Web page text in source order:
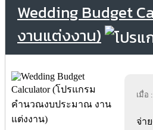
Wedding Budget
งานแต่งงาน)
เมื่อ
จ่า